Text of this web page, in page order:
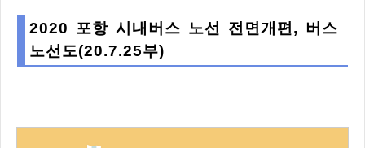
2020 포항 시내버스 노선 전면개편, 버스
노선도(20.7.25부)